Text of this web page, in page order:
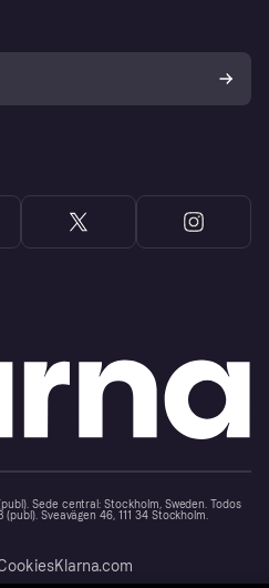
Sede central: Stockholm, Sweden. Todos
Sveavägen 46, 111 34 Stockholm.
Klarna.com